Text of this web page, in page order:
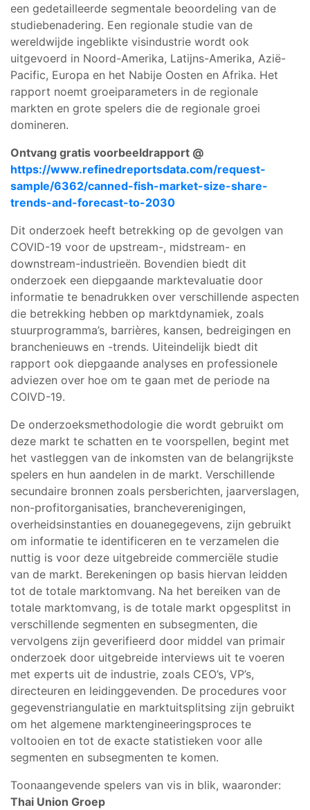
een gedetailleerde segmentale beoordeling van de
studiebenadering. Een regionale studie van de
wereldwijde ingeblikte visindustrie wordt ook
uitgevoerd in Noord-Amerika, Latijns-Amerika, Azië-
Pacific, Europa en het Nabije Oosten en Afrika. Het
rapport noemt groeiparameters in de regionale
markten en grote spelers die de regionale groei
domineren.
Ontvang gratis voorbeeldrapport @
https://www.refinedreportsdata.com/request-
sample/6362/canned-fish-market-size-share-
trends-and-forecast-to-2030
Dit onderzoek heeft betrekking op de gevolgen van
COVID-19 voor de upstream-, midstream- en
downstream-industrieën. Bovendien biedt dit
onderzoek een diepgaande marktevaluatie door
informatie te benadrukken over verschillende aspecten
die betrekking hebben op marktdynamiek, zoals
stuurprogramma’s, barrières, kansen, bedreigingen en
branchenieuws en -trends. Uiteindelijk biedt dit
rapport ook diepgaande analyses en professionele
adviezen over hoe om te gaan met de periode na
COIVD-19.
De onderzoeksmethodologie die wordt gebruikt om
deze markt te schatten en te voorspellen, begint met
het vastleggen van de inkomsten van de belangrijkste
spelers en hun aandelen in de markt. Verschillende
secundaire bronnen zoals persberichten, jaarverslagen,
non-profitorganisaties, brancheverenigingen,
overheidsinstanties en douanegegevens, zijn gebruikt
om informatie te identificeren en te verzamelen die
nuttig is voor deze uitgebreide commerciële studie
van de markt. Berekeningen op basis hiervan leidden
tot de totale marktomvang. Na het bereiken van de
totale marktomvang, is de totale markt opgesplitst in
verschillende segmenten en subsegmenten, die
vervolgens zijn geverifieerd door middel van primair
onderzoek door uitgebreide interviews uit te voeren
met experts uit de industrie, zoals CEO’s, VP’s,
directeuren en leidinggevenden. De procedures voor
gegevenstriangulatie en marktuitsplitsing zijn gebruikt
om het algemene marktengineeringsproces te
voltooien en tot de exacte statistieken voor alle
segmenten en subsegmenten te komen.
Toonaangevende spelers van vis in blik, waaronder:
Thai Union Groep